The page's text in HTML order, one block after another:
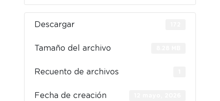
Descargar
Tamaño del archivo
Recuento de archivos
Fecha de creación